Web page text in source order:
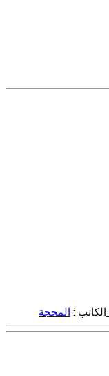
الكاتب : المحجة